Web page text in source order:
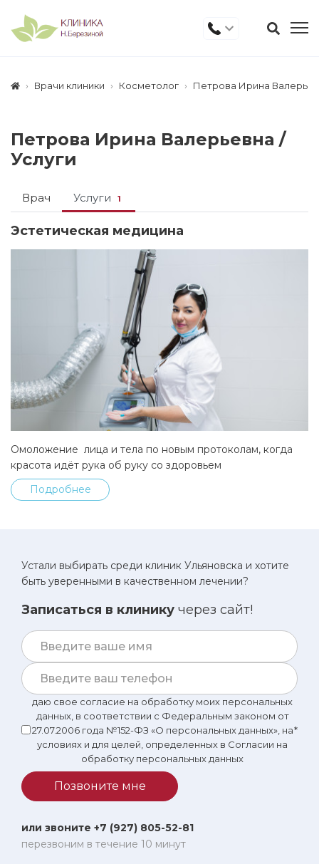
Врачи клиники Косметолог Петрова Ирина
Петрова Ирина Валерьевна /
Услуги
Врач Услуги 1
Эстетическая медицина
Омоложение лица и тела по новым протоколам, когда
красота идёт рука об руку со здоровьем
Подробнее
Устали выбирать среди клиник Ульяновска и хотите
быть уверенными в качественном лечении?
Записаться в клинику через сайт!
даю свое согласие на обработку моих персональных
данных, в соответствии с Федеральным законом от
27.07.2006 года №152-ФЗ «О персональных данных», на
условиях и для целей, определенных в Согласии на
обработку персональных данных
*
Позвоните мне
или звоните +7 (927) 805-52-81
перезвоним в течение 10 минут